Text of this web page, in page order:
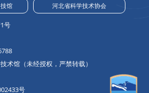
馆 河北省科学技术协会
1号
术馆（未经授权，严禁转载）
号